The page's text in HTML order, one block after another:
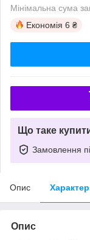
Мінімальна сума
Економія 6 ₴
Що таке
Замовлення
Опис
Опис